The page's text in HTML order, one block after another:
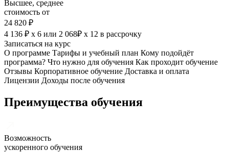
Высшее, среднее
стоимость от
24 820 ₽
4 136 ₽ х 6 или 2 068₽ х 12 в рассрочку
Записаться на курс
О программе Тарифы и учебный план Кому подойдёт
программа? Что нужно для обучения Как проходит обучение
Отзывы Корпоративное обучение Доставка и оплата
Лицензии Доходы после обучения
Преимущества обучения
Возможность
ускоренного обучения